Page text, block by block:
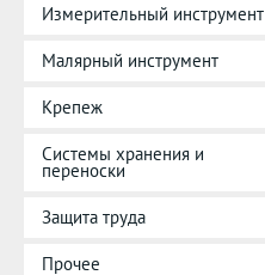
Измерительный инструмент
Малярный инструмент
Крепеж
Системы хранения и
переноски
Защита труда
Прочее